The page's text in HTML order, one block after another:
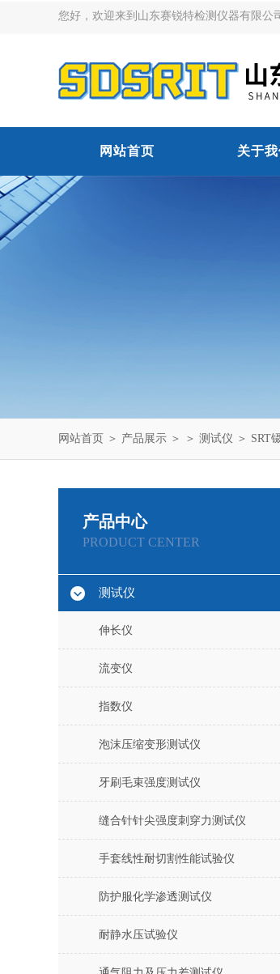
您好，欢迎来到山东赛锐特检测仪器有限公
网站首页 关于我
网站首页 ＞ 产品展示 ＞ ＞ 测试仪 ＞ SRT
产品中心
PRODUCT CENTER
测试仪
伸长仪
流变仪
指数仪
泡沫压缩变形测试仪
牙刷毛束强度测试仪
缝合针针尖强度刺穿力测试仪
手套线性耐切割性能试验仪
防护服化学渗透测试仪
耐静水压试验仪